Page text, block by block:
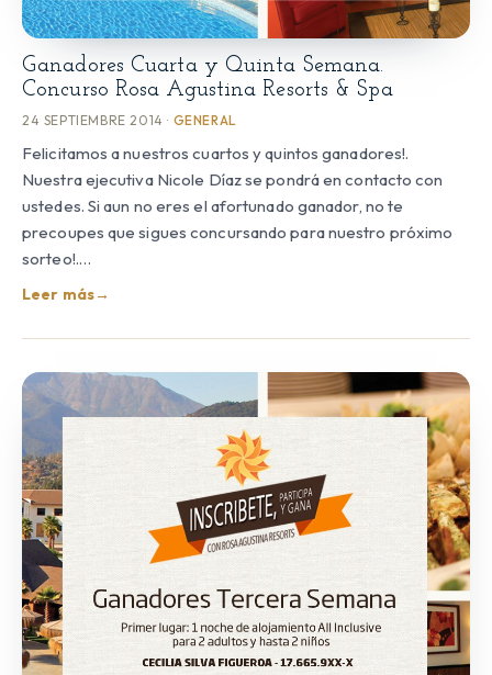
Ganadores Cuarta y Quinta Semana.
Concurso Rosa Agustina Resorts & Spa
24 SEPTIEMBRE 2014 · GENERAL
Felicitamos a nuestros cuartos y quintos ganadores!.
Nuestra ejecutiva Nicole Díaz se pondrá en contacto con
ustedes. Si aun no eres el afortunado ganador, no te
precoupes que sigues concursando para nuestro próximo
sorteo!.…
Leer más→